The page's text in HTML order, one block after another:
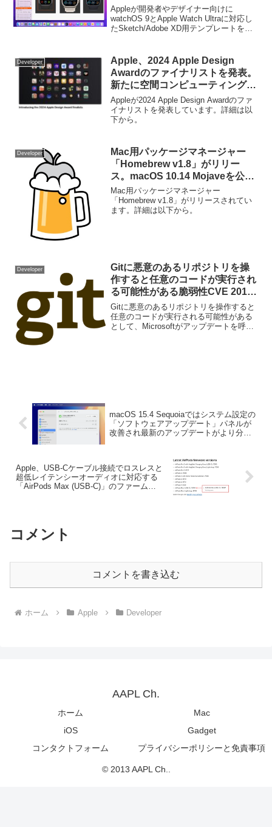
XD用テンプレートを公開。
Appleが開発者やデザイナー向けに
watchOS 9とApple Watch Ultraに対応し
たSketch/Adobe XD用テンプレートを公
Developer
Apple、2024 Apple Design
Awardのファイナリストを発表。
新たに空間コンピューティング部
門が追加され、ビジュアルとグラ
フィック部門ではDEATH
STRANDINGや崩壊：スターレイ
での選出。
Appleが2024 Apple Design Awardのファ
イナリストを発表しています。詳細は以
下から。
Developer
Mac用パッケージマネージャー
「Homebrew v1.8」がリリー
ス。macOS 10.14 Mojaveを公式
サポートし、El Capitanがサポー
トから外れる。
Mac用パッケージマネージャー
「Homebrew v1.8」がリリースされてい
ます。詳細は以下から。
Developer
Gitに悪意のあるリポジトリを操
作すると任意のコードが実行され
る可能性がある脆弱性CVE 2018-
11235が確認される。
Gitに悪意のあるリポジトリを操作すると
任意のコードが実行される可能性がある
として、Microsoftがアップデートを呼び
macOS 15.4 Sequoiaではシステム設定の
「ソフトウェアアップデート」パネルが
改善され最新のアップデートがより分か
Apple、USB-Cケーブル接続でロスレスと
超低レイテンシーオーディオに対応する
「AirPods Max (USB-C)」のファームウ
コメント
コメントを書き込む
ホーム Apple Developer
AAPL Ch.
ホーム
Mac
iOS
Gadget
コンタクトフォーム
プライバシーポリシーと免責事項
© 2013 AAPL Ch..